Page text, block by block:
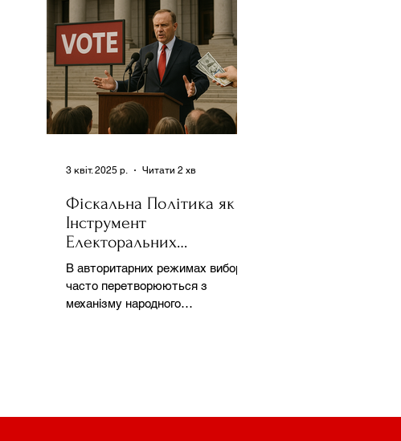
Фіскальна Політика як
Інструмент
Електоральних
Маніпуляцій в
Автократіях
В авторитарних режимах вибори
часто перетворюються з
механізму народного
3 квіт. 2025 р. Читати 2 хв